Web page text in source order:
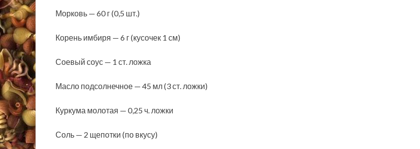
Морковь — 60 г (0,5 шт.)
Корень имбиря — 6 г (кусочек 1 см)
Соевый соус — 1 ст. ложка
Масло подсолнечное — 45 мл (3 ст. ложки)
Куркума молотая — 0,25 ч. ложки
Соль — 2 щепотки (по вкусу)